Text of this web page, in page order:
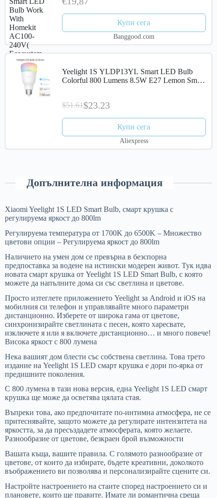
Купи сега
Banggood.com
Yeelight 1S YLDP13YL Smart LED Bulb
Colorful 800 Lumens 8.5W E27 Lemon Smart
$51.61$23.23
Купи сега
Aliexpress
Допълнителна информация
Xiaomi Yeelight 1S LED Smart Bulb, смарт крушка с
регулируема яркост до 800lm
Регулируема температура от 1700K до 6500K – Множество
цветови опции – Регулируема яркост до 800lm
Наличието на умен дом се превърна в безспорна
предпоставка за водене на истински модерен живот. Тук идва
новата смарт крушка от Yeelight 1S LED Smart Bulb, с която
можете да напълните дома си със светлина и цветове.
Просто изтеглете приложението Yeelight за Android и iOS на
мобилния си телефон и управлявайте много параметри
дистанционно. Изберете от широка гама от цветове,
синхронизирайте светлината с песен, която харесвате,
изключете я или я включете дистанционно… и много повече!
Висока яркост с 800 лумена
Нека вашият дом блести със собствена светлина. Това трето
издание на Yeelight 1S LED смарт крушка е дори по-ярка от
предишните поколения.
С 800 лумена в тази нова версия, една Yeelight 1S LED смарт
крушка ще може да осветява цялата стая.
Въпреки това, ако предпочитате по-интимна атмосфера, не се
притеснявайте, защото можете да регулирате интензитета на
яркостта, за да пресъздадете атмосферата, която желаете.
Разнообразие от цветове, безкраен брой възможности
Вашата къща, вашите правила. С голямото разнообразие от
цветове, от които да избирате, бъдете креативни, доколкото
въображението ви позволява и персонализирайте сцените си.
Настройте настроението на стаите според настроението си и
плановете, които ще правите. Имате ли романтична среща